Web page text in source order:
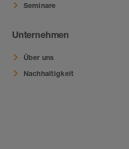
Seminare
Unternehmen
Über uns
Nachhaltigkeit